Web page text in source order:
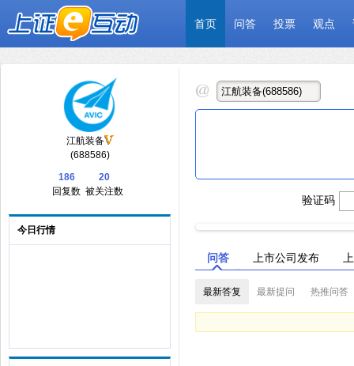
首页 问答 投票 观点
江航装备
(688586)
186
回复数
20
被关注数
今日行情
验证码
问答 上市公司发布
最新答复 最新提问 热推问答